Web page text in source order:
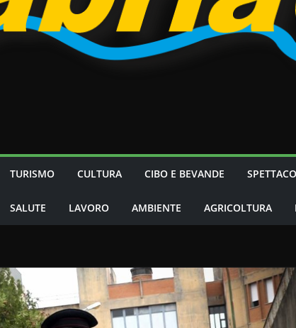
TURISMO CULTURA CIBO E BEVANDE
SALUTE LAVORO AMBIENTE AGRICOLTURA